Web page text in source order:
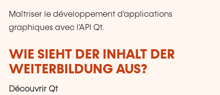
Maîtriser le développement d'applications
graphiques avec l'API Qt.
WIE SIEHT DER INHALT DER
WEITERBILDUNG AUS?
Découvrir Qt